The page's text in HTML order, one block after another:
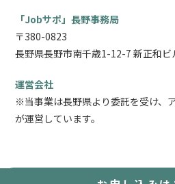
「Jobサポ」長野事務局
〒380-0823
長野県長野市南千歳1-12-7 新正和ビ
運営会社
※当事業は長野県より委託を受け、
が運営しています。